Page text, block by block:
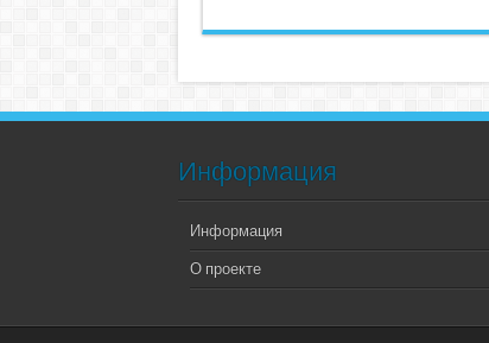
Информация
Информация
О проекте